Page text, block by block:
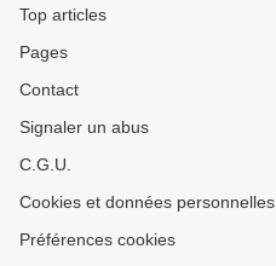
Top articles
Pages
Contact
Signaler un abus
C.G.U.
Cookies et données personnelles
Préférences cookies